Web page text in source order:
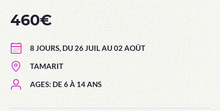
8 JOURS, DU 26 JUIL AU 02 AOÛT
TAMARIT
AGES: DE 6 À 14 ANS
460€